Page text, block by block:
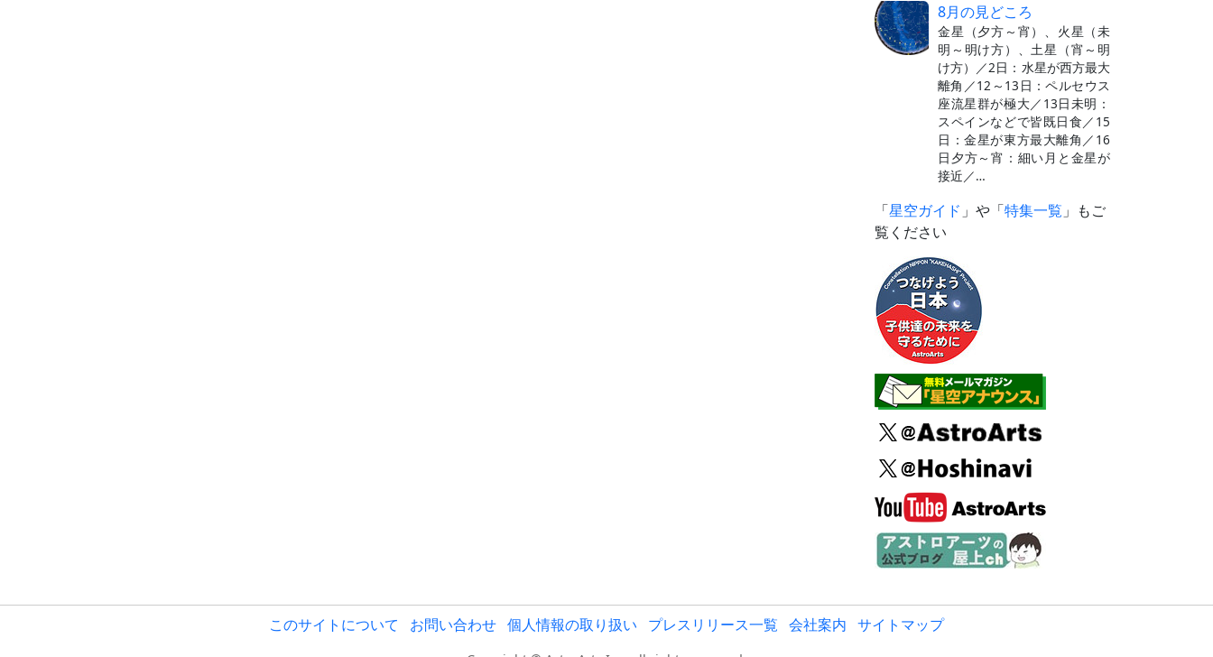
8月の見どころ
金星（夕方～宵）、火星（未
明～明け方）、土星（宵～明
け方）／2日：水星が西方最大
離角／12～13日：ペルセウス
座流星群が極大／13日未明：
スペインなどで皆既日食／15
日：金星が東方最大離角／16
日夕方～宵：細い月と金星が
接近／…
「星空ガイド 」や「特集一覧 」もご
覧ください
このサイトについて お問い合わせ 個人情報の取り扱い プレスリリース一覧 会社案内 サイトマップ